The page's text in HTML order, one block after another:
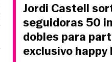
Jordi Castell
seguidoras 50
dobles para
exclusivo